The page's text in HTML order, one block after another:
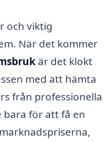
och viktig
När det kommer
är det klokt
med att hämta
från professionella
för att få en